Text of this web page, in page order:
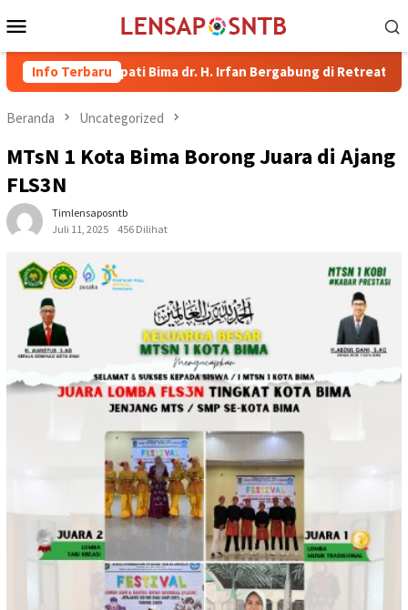
ke
Mobile
Info Terbaru
Bupati Bima dr. H. Irfan Bergabung di Retreat Magelang
Beranda Uncategorized
MTsN 1 Kota Bima Borong Juara di Ajang
FLS3N
Timlensaposntb
Juli 11, 2025
456 Dilihat